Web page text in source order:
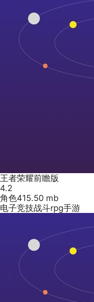
王者荣耀前瞻版
4.2
角色415.50 mb
电子竞技战斗rpg手游